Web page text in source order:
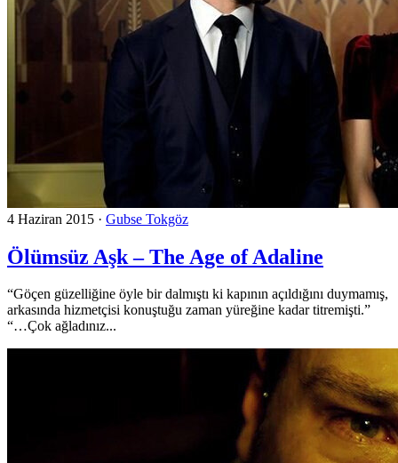
4 Haziran 2015 · Gubse Tokgöz
Ölümsüz Aşk – The Age of Adaline
“Göçen güzelliğine öyle bir dalmıştı ki kapının açıldığını duymamış,
arkasında hizmetçisi konuştuğu zaman yüreğine kadar titremişti.”
“…Çok ağladınız...